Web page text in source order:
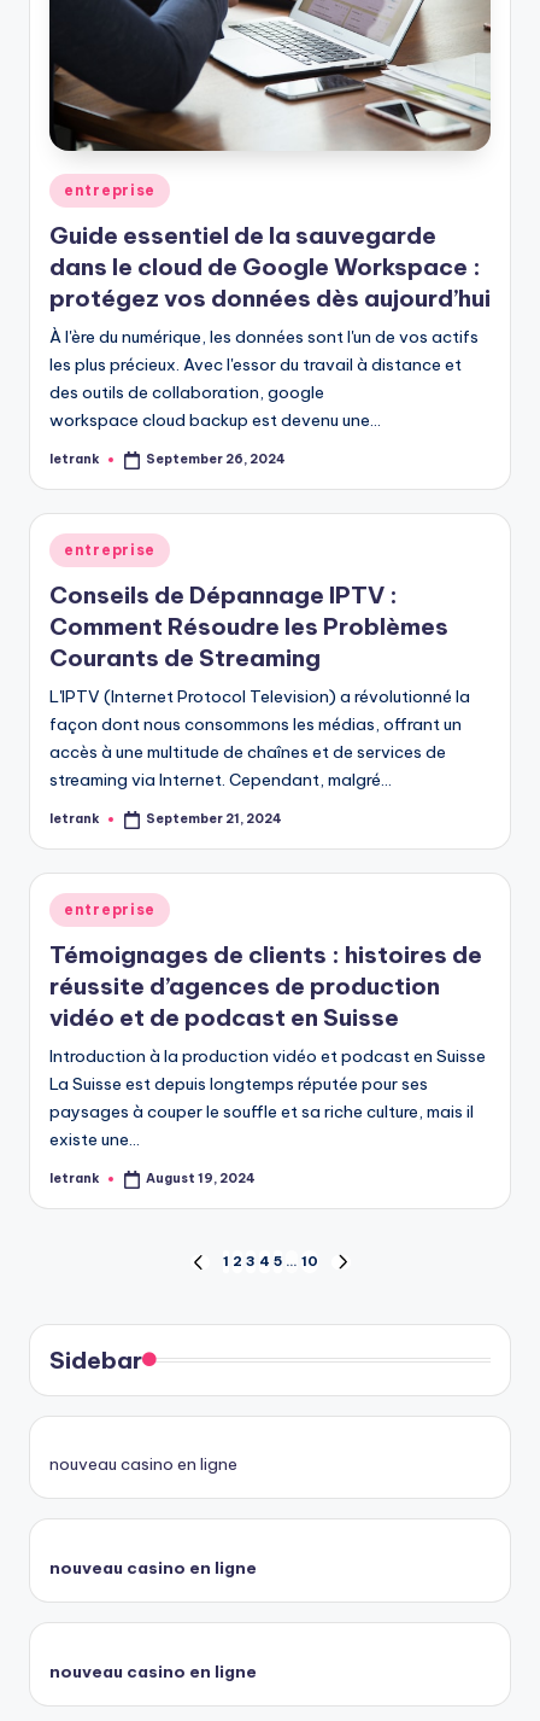
Posted
in
entreprise
Guide essentiel de la sauvegarde
dans le cloud de Google Workspace :
protégez vos données dès aujourd’hui
À l'ère du numérique, les données sont l'un de vos actifs
les plus précieux. Avec l'essor du travail à distance et
des outils de collaboration, google
workspace cloud backup est devenu une…
Posted
letrank September 26, 2024
Posted
in
entreprise
Conseils de Dépannage IPTV :
Comment Résoudre les Problèmes
Courants de Streaming
L'IPTV (Internet Protocol Television) a révolutionné la
façon dont nous consommons les médias, offrant un
accès à une multitude de chaînes et de services de
streaming via Internet. Cependant, malgré…
Posted
letrank September 21, 2024
Posted
in
entreprise
Témoignages de clients : histoires de
réussite d’agences de production
vidéo et de podcast en Suisse
Introduction à la production vidéo et podcast en Suisse
La Suisse est depuis longtemps réputée pour ses
paysages à couper le souffle et sa riche culture, mais il
existe une…
Posted
letrank August 19, 2024
pagination
PREVIOUS
1 2 3 4 5 … 10
Sidebar
nouveau casino en ligne
nouveau casino en ligne
nouveau casino en ligne